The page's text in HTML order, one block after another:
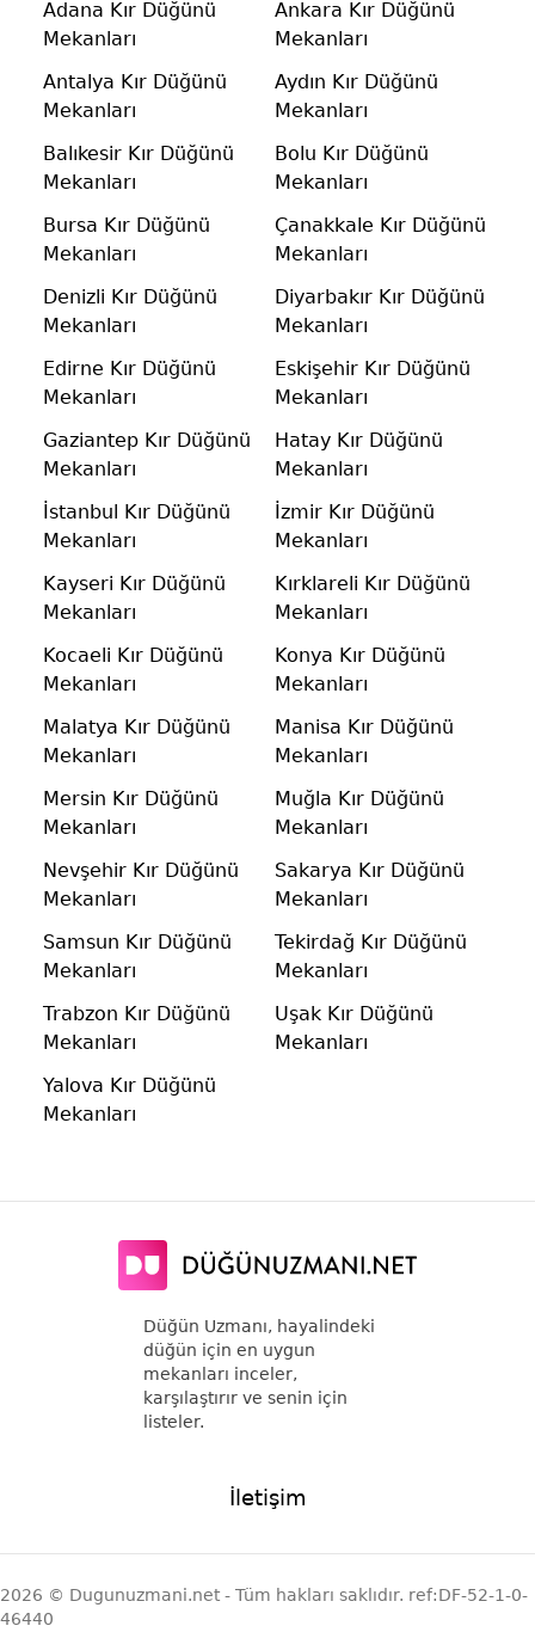
Adana Kır Düğünü
Mekanları
Ankara Kır Düğünü
Mekanları
Antalya Kır Düğünü
Mekanları
Aydın Kır Düğünü
Mekanları
Balıkesir Kır Düğünü
Mekanları
Bolu Kır Düğünü
Mekanları
Bursa Kır Düğünü
Mekanları
Çanakkale Kır Düğünü
Mekanları
Denizli Kır Düğünü
Mekanları
Diyarbakır Kır Düğünü
Mekanları
Edirne Kır Düğünü
Mekanları
Eskişehir Kır Düğünü
Mekanları
Gaziantep Kır Düğünü
Mekanları
Hatay Kır Düğünü
Mekanları
İstanbul Kır Düğünü
Mekanları
İzmir Kır Düğünü
Mekanları
Kayseri Kır Düğünü
Mekanları
Kırklareli Kır Düğünü
Mekanları
Kocaeli Kır Düğünü
Mekanları
Konya Kır Düğünü
Mekanları
Malatya Kır Düğünü
Mekanları
Manisa Kır Düğünü
Mekanları
Mersin Kır Düğünü
Mekanları
Muğla Kır Düğünü
Mekanları
Nevşehir Kır Düğünü
Mekanları
Sakarya Kır Düğünü
Mekanları
Samsun Kır Düğünü
Mekanları
Tekirdağ Kır Düğünü
Mekanları
Trabzon Kır Düğünü
Mekanları
Uşak Kır Düğünü
Mekanları
Yalova Kır Düğünü
Mekanları
Düğün Uzmanı, hayalindeki
düğün için en uygun
mekanları inceler,
karşılaştırır ve senin için
listeler.
İletişim
2026 © Dugunuzmani.net - Tüm hakları saklıdır. ref:DF-52-1-0-
46440